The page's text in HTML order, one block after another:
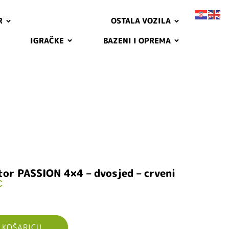
OSTALA VOZILA
IGRAČKE
BAZENI I OPREMA
PASSION 4×4 – dvosjed – crveni